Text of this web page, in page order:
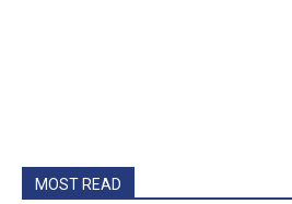
MOST READ